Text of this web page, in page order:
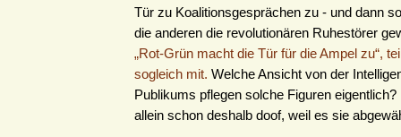
Tür zu Koalitionsgesprächen zu - und dann
die anderen die revolutionären Ruhestörer
„Rot-Grün macht die Tür für die Ampel zu“,
sogleich mit. Welche Ansicht von der
Publikums pflegen solche Figuren
allein schon deshalb doof, weil es sie